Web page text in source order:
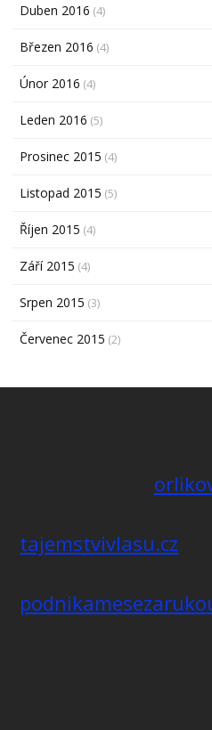
Duben 2016 (4)
Březen 2016 (4)
Únor 2016 (4)
Leden 2016 (5)
Prosinec 2015 (4)
Listopad 2015 (5)
Říjen 2015 (4)
Září 2015 (4)
Srpen 2015 (3)
Červenec 2015 (2)
tajemstvivlasu.cz